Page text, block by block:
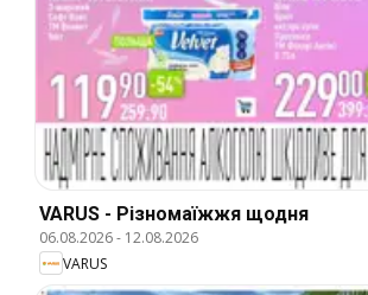
VARUS - Різномаїжжя щодня
06.08.2026- 12.08.2026
VARUS